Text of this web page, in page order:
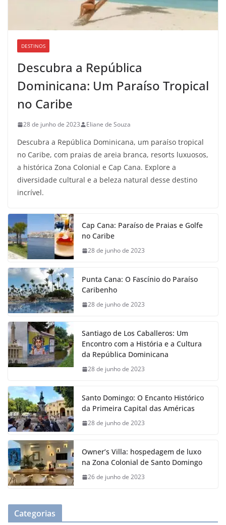
DESTINOS
Descubra a República
Dominicana: Um Paraíso Tropical
no Caribe
28 de junho de 2023 Eliane de Souza
Descubra a República Dominicana, um paraíso tropical
no Caribe, com praias de areia branca, resorts luxuosos,
a histórica Zona Colonial e Cap Cana. Explore a
diversidade cultural e a beleza natural desse destino
incrível.
Cap Cana: Paraíso de Praias e Golfe
no Caribe
28 de junho de 2023
Punta Cana: O Fascínio do Paraíso
Caribenho
28 de junho de 2023
Santiago de Los Caballeros: Um
Encontro com a História e a Cultura
da República Dominicana
28 de junho de 2023
Santo Domingo: O Encanto Histórico
da Primeira Capital das Américas
28 de junho de 2023
Owner’s Villa: hospedagem de luxo
na Zona Colonial de Santo Domingo
26 de junho de 2023
Categorias